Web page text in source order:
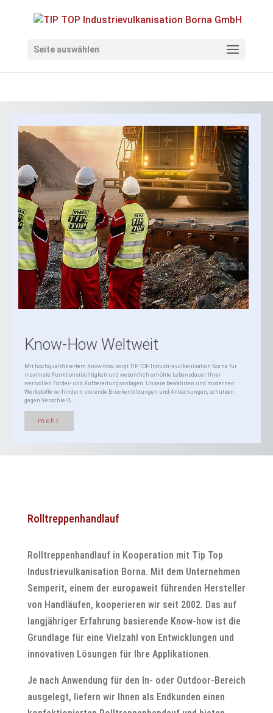
Seite auswählen
Know-How Weltweit
Mit hochqualifiziertem Know-how sorgt TIP TOP Industrievulkanisation Borna für
maximale Funktionstüchtigkeit und wesentlich erhöhte Lebensdauer Ihrer
wertvollen Förder- und Aufbereitungsanlagen. Unsere bewährten und modernen
Werkstoffe verhindern störende Brückenbildungen und Anbackungen, schützen
gegen Verschleiß...
mehr
Rolltreppenhandlauf
Rolltreppenhandlauf in Kooperation mit Tip Top
Industrievulkanisation Borna. Mit dem Unternehmen
Semperit, einem der europaweit führenden Hersteller
von Handläufen, kooperieren wir seit 2002. Das auf
langjähriger Erfahrung basierende Know-how ist die
Grundlage für eine Vielzahl von Entwicklungen und
innovativen Lösungen für Ihre Applikationen.
Je nach Anwendung für den In- oder Outdoor-Bereich
ausgelegt, liefern wir Ihnen als Endkunden einen